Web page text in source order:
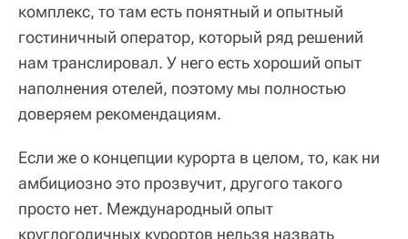
комплекс, то там есть понятный и опытный
гостиничный оператор, который ряд решений
нам транслировал. У него есть хороший опыт
наполнения отелей, поэтому мы полностью
доверяем рекомендациям.
Если же о концепции курорта в целом, то, как ни
амбициозно это прозвучит, другого такого
просто нет. Международный опыт
круглогодичных курортов нельзя назвать